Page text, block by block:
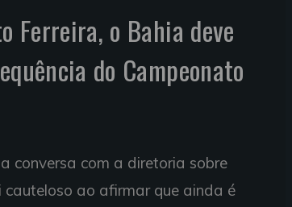
Ferreira, o Bahia deve
do Campeonato
conversa com a diretoria sobre
ao afirmar que ainda é